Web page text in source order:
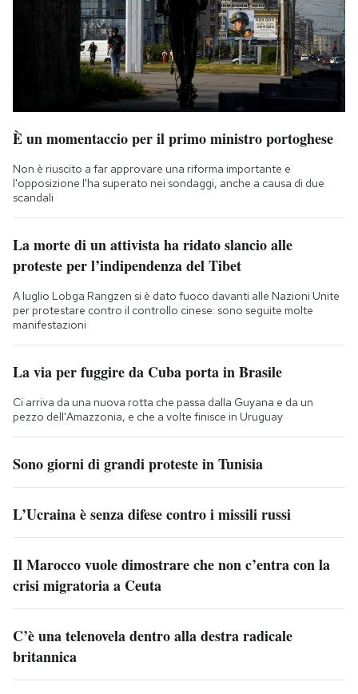
È un momentaccio per il primo ministro portoghese
Non è riuscito a far approvare una riforma importante e
l'opposizione l'ha superato nei sondaggi, anche a causa di due
scandali
La morte di un attivista ha ridato slancio alle
proteste per l’indipendenza del Tibet
A luglio Lobga Rangzen si è dato fuoco davanti alle Nazioni Unite
per protestare contro il controllo cinese: sono seguite molte
manifestazioni
La via per fuggire da Cuba porta in Brasile
Ci arriva da una nuova rotta che passa dalla Guyana e da un
pezzo dell'Amazzonia, e che a volte finisce in Uruguay
Sono giorni di grandi proteste in Tunisia
L’Ucraina è senza difese contro i missili russi
Il Marocco vuole dimostrare che non c’entra con la
crisi migratoria a Ceuta
C’è una telenovela dentro alla destra radicale
britannica